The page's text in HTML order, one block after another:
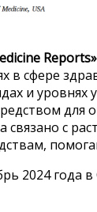
Reports»
в сфере
и
для
связано с
2024 года